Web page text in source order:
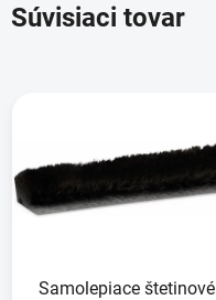
Súvisiaci tovar
Samolepiace štetinové